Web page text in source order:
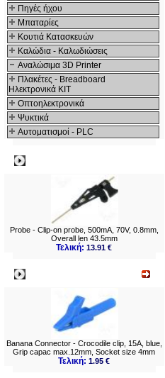
Πηγές ήχου
Μπαταρίες
Κουτιά Κατασκευών
Καλώδια - Καλωδιώσεις
Αναλώσιμα 3D Printer
Πλακέτες - Breadboard
Ηλεκτρονικά ΚΙΤ
Οπτοηλεκτρονικά
Ψυκτικά
Αυτοματισμοί - PLC
Probe - Clip-on probe, 500mA, 70V, 0.8mm,
Overall len 43.5mm
Τελική:13.91 €
Banana Connector - Crocodile clip, 15A, blue,
Grip capac max.12mm, Socket size 4mm
Τελική:1.95 €